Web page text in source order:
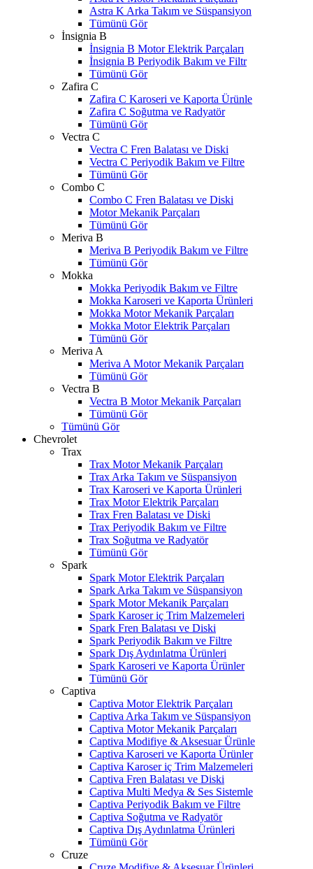
Astra K Arka Takım ve Süspansiyon
Tümünü Gör
İnsignia B
İnsignia B Motor Elektrik Parçaları
İnsignia B Periyodik Bakım ve Filtr
Tümünü Gör
Zafira C
Zafira C Karoseri ve Kaporta Ürünle
Zafira C Soğutma ve Radyatör
Tümünü Gör
Vectra C
Vectra C Fren Balatası ve Diski
Vectra C Periyodik Bakım ve Filtre
Tümünü Gör
Combo C
Combo C Fren Balatası ve Diski
Motor Mekanik Parçaları
Tümünü Gör
Meriva B
Meriva B Periyodik Bakım ve Filtre
Tümünü Gör
Mokka
Mokka Periyodik Bakım ve Filtre
Mokka Karoseri ve Kaporta Ürünleri
Mokka Motor Mekanik Parçaları
Mokka Motor Elektrik Parçaları
Tümünü Gör
Meriva A
Meriva A Motor Mekanik Parçaları
Tümünü Gör
Vectra B
Vectra B Motor Mekanik Parçaları
Tümünü Gör
Tümünü Gör
Chevrolet
Trax
Trax Motor Mekanik Parçaları
Trax Arka Takım ve Süspansiyon
Trax Karoseri ve Kaporta Ürünleri
Trax Motor Elektrik Parçaları
Trax Fren Balatası ve Diski
Trax Periyodik Bakım ve Filtre
Trax Soğutma ve Radyatör
Tümünü Gör
Spark
Spark Motor Elektrik Parçaları
Spark Arka Takım ve Süspansiyon
Spark Motor Mekanik Parçaları
Spark Karoser iç Trim Malzemeleri
Spark Fren Balatası ve Diski
Spark Periyodik Bakım ve Filtre
Spark Dış Aydınlatma Ürünleri
Spark Karoseri ve Kaporta Ürünler
Tümünü Gör
Captiva
Captiva Motor Elektrik Parçaları
Captiva Arka Takım ve Süspansiyon
Captiva Motor Mekanik Parçaları
Captiva Modifiye & Aksesuar Ürünle
Captiva Karoseri ve Kaporta Ürünler
Captiva Karoser iç Trim Malzemeleri
Captiva Fren Balatası ve Diski
Captiva Multi Medya & Ses Sistemle
Captiva Periyodik Bakım ve Filtre
Captiva Soğutma ve Radyatör
Captiva Dış Aydınlatma Ürünleri
Tümünü Gör
Cruze